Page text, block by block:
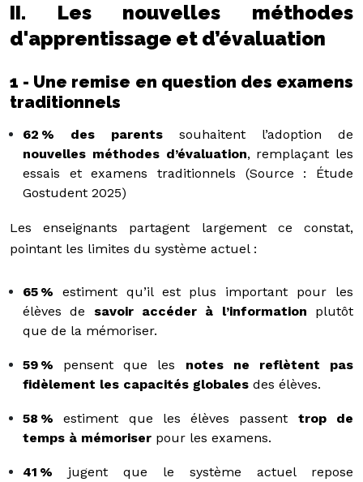
II. Les nouvelles méthodes
d'apprentissage et d’évaluation
1 - Une remise en question des examens
traditionnels
62 % des parents souhaitent l’adoption de
nouvelles méthodes d’évaluation, remplaçant les
essais et examens traditionnels (Source : Étude
Gostudent 2025)
Les enseignants partagent largement ce constat,
pointant les limites du système actuel :
65 % estiment qu’il est plus important pour les
élèves de savoir accéder à l’information plutôt
que de la mémoriser.
59 % pensent que les notes ne reflètent pas
fidèlement les capacités globales des élèves.
58 % estiment que les élèves passent trop de
temps à mémoriser pour les examens.
41 % jugent que le système actuel repose